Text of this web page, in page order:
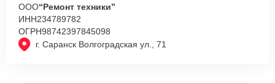
г. Саранск Волгоградская ул., 71
ООО“Ремонт техники”
ИНН234789782
ОГРН98742397845098